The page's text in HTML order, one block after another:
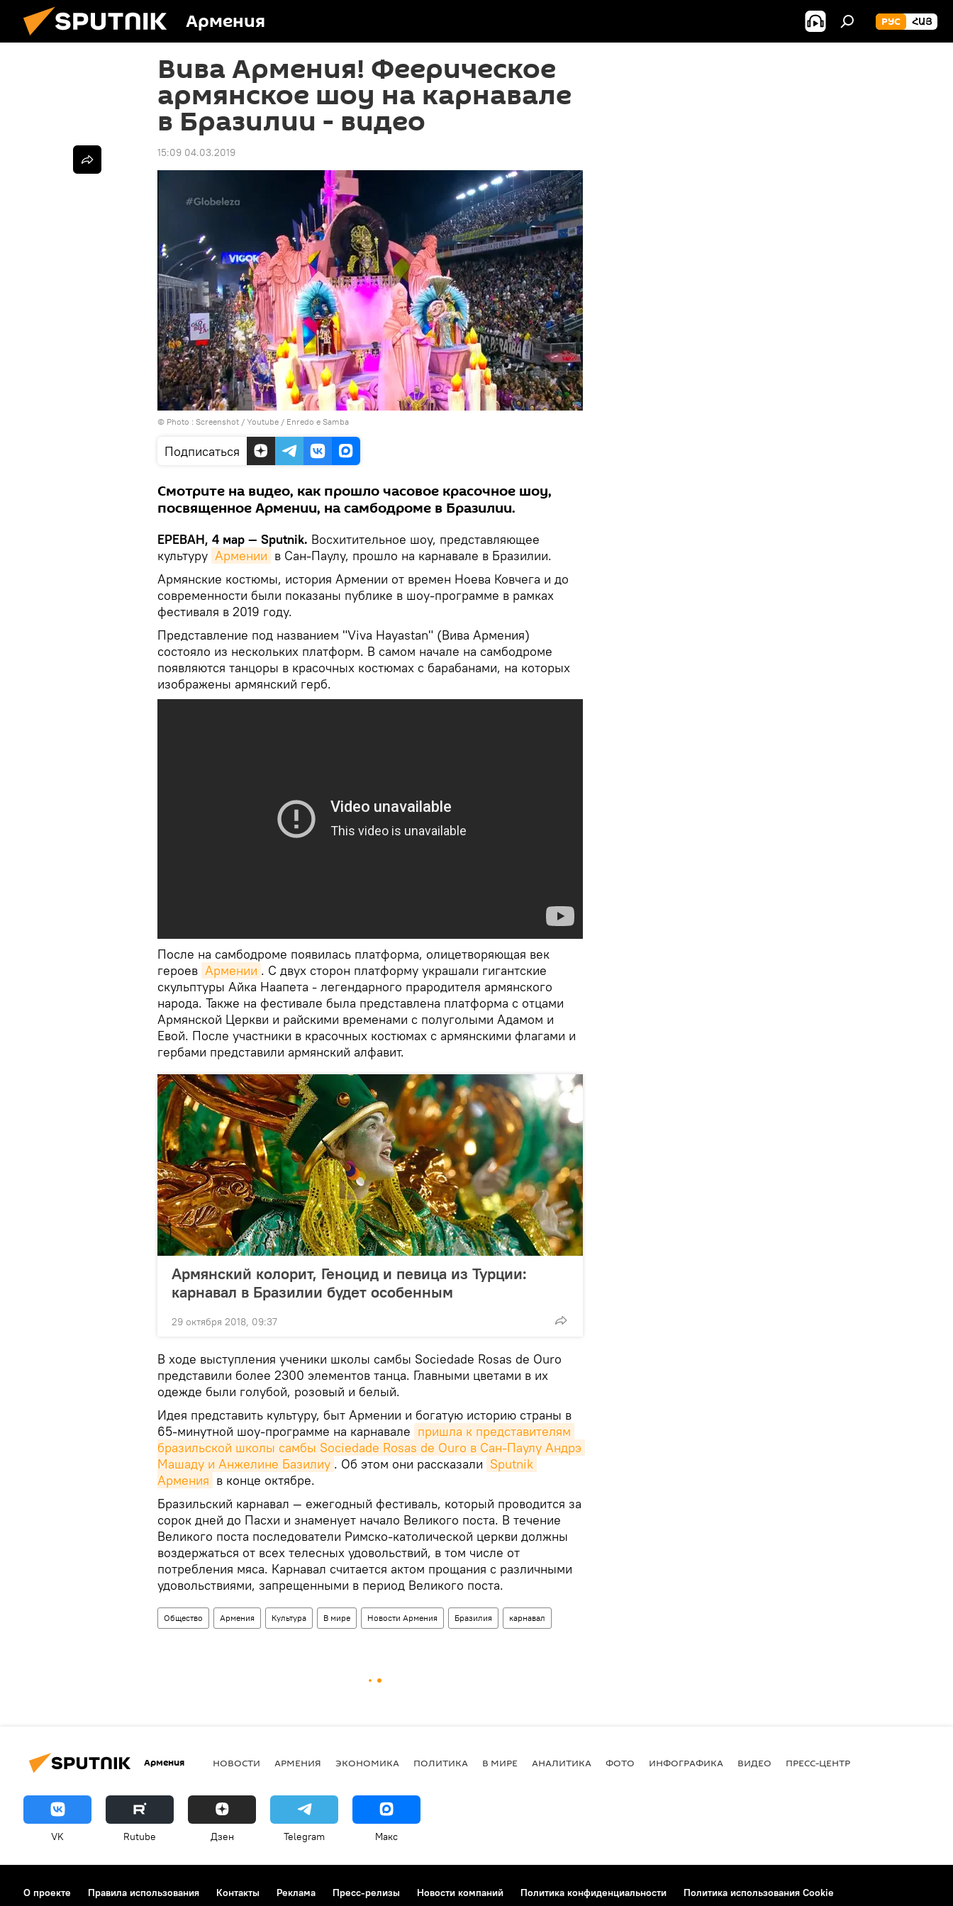
Армения РУС ՀԱՅ
Вива Армения! Феерическое
армянское шоу на карнавале
в Бразилии - видео
15:09 04.03.2019
© Photo : Screenshot / Youtube / Enredo e Samba
Подписаться
Смотрите на видео, как прошло часовое красочное шоу,
посвященное Армении, на самбодроме в Бразилии.
ЕРЕВАН, 4 мар — Sputnik. Восхитительное шоу, представляющее
культуру Армении в Сан-Паулу, прошло на карнавале в Бразилии.
Армянские костюмы, история Армении от времен Ноева Ковчега и до
современности были показаны публике в шоу-программе в рамках
фестиваля в 2019 году.
Представление под названием "Viva Hayastan" (Вива Армения)
состояло из нескольких платформ. В самом начале на самбодроме
появляются танцоры в красочных костюмах с барабанами, на которых
изображены армянский герб.
После на самбодроме появилась платформа, олицетворяющая век
героев Армении . С двух сторон платформу украшали гигантские
скульптуры Айка Наапета - легендарного прародителя армянского
народа. Также на фестивале была представлена платформа с отцами
Армянской Церкви и райскими временами с полуголыми Адамом и
Евой. После участники в красочных костюмах с армянскими флагами и
гербами представили армянский алфавит.
Армянский колорит, Геноцид и певица из Турции:
карнавал в Бразилии будет особенным
29 октября 2018, 09:37
В ходе выступления ученики школы самбы Sociedade Rosas de Ouro
представили более 2300 элементов танца. Главными цветами в их
одежде были голубой, розовый и белый.
Идея представить культуру, быт Армении и богатую историю страны в
65-минутной шоу-программе на карнавале пришла к представителям
бразильской школы самбы Sociedade Rosas de Ouro в Сан-Паулу Андрэ
Машаду и Анжелине Базилиу . Об этом они рассказали Sputnik
Армения в конце октябре.
Бразильский карнавал — ежегодный фестиваль, который проводится за
сорок дней до Пасхи и знаменует начало Великого поста. В течение
Великого поста последователи Римско-католической церкви должны
воздержаться от всех телесных удовольствий, в том числе от
потребления мяса. Карнавал считается актом прощания с различными
удовольствиями, запрещенными в период Великого поста.
Общество Армения Культура В мире Новости Армения Бразилия карнавал
Армения НОВОСТИ АРМЕНИЯ ЭКОНОМИКА ПОЛИТИКА В МИРЕ АНАЛИТИКА ФОТО ИНФОГРАФИКА ВИДЕО ПРЕСС-ЦЕНТР
VK Rutube Дзен Telegram Макс
О проекте Правила использования Контакты Реклама Пресс-релизы Новости компаний Политика конфиденциальности
Политика использования Cookie